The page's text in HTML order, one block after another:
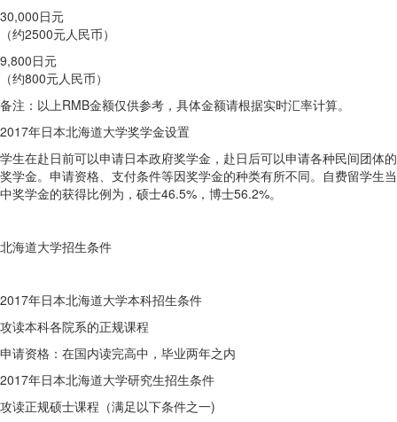
30,000日元
（约2500元人民币）
9,800日元
（约800元人民币）
备注：以上RMB金额仅供参考，具体金额请根据实时汇率计算。
2017年日本北海道大学奖学金设置
学生在赴日前可以申请日本政府奖学金，赴日后可以申请各种民间团体的
奖学金。申请资格、支付条件等因奖学金的种类有所不同。自费留学生当
中奖学金的获得比例为，硕士46.5%，博士56.2%。
北海道大学招生条件
2017年日本北海道大学本科招生条件
攻读本科各院系的正规课程
申请资格：在国内读完高中，毕业两年之内
2017年日本北海道大学研究生招生条件
攻读正规硕士课程（满足以下条件之一)